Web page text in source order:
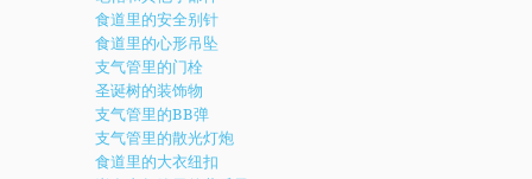
食道里的安全别针
食道里的心形吊坠
支气管里的门栓
圣诞树的装饰物
支气管里的BB弹
支气管里的散光灯炮
食道里的大衣纽扣